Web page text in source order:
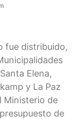
fue distribuido,
Elena,
y La Paz
Ministerio de
de